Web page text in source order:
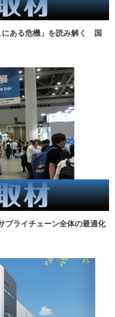
にある危機」を読み解く 国
プライチェーン全体の最適化